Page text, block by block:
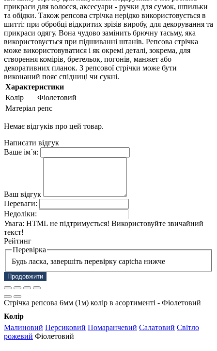
прикраси для волосся, аксесуари - ручки для сумок, шпильки
та обідки. Також репсова стрічка нерідко використовується в
шитті: при обробці відкритих зрізів виробу, для декорування та
прикраси одягу. Вона чудово замінить брючну тасьму, яка
використовується при підшиванні штанів. Репсова стрічка
може використовуватися і як окремі деталі, зокрема, для
створення комірів, бретельок, погонів, манжет або
декоративних планок. З репсової стрічки може бути
виконаний пояс спідниці чи сукні.
Характеристики
Колір
Фіолетовий
Матеріал репс
Немає відгуків про цей товар.
Написати відгук
Ваше ім`я:
Ваш відгук
Переваги:
Недоліки:
Увага: HTML не підтримується! Використовуйте звичайний
текст!
Рейтинг
Перевірка
Будь ласка, завершіть перевірку captcha нижче
Продовжити
Стрічка репсова 6мм (1м) колір в асортименті - Фіолетовий
Колір
Малиновий Персиковий Помаранчевий Салатовий Світло
рожевий Фіолетовий